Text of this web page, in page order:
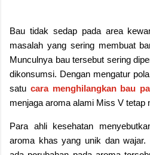
Bau tidak sedap pada area
masalah yang sering membuat
Munculnya bau tersebut sering
dikonsumsi. Dengan mengatur
satu cara menghilangkan bau
menjaga aroma alami Miss V tetap
Para ahli kesehatan
aroma khas yang unik dan